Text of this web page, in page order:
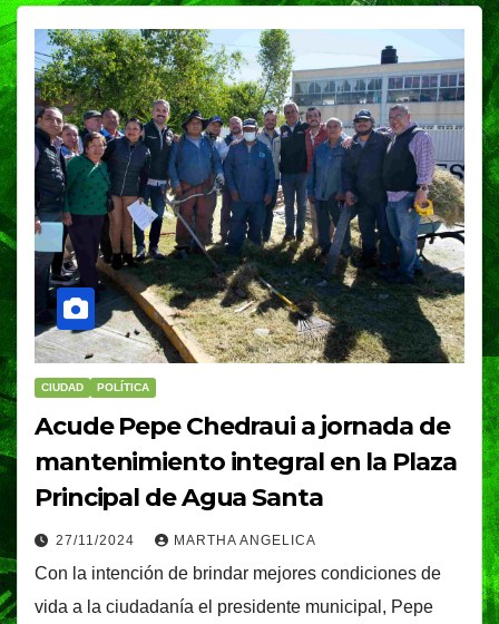
CIUDAD POLÍTICA
Acude Pepe Chedraui a jornada de
mantenimiento integral en la Plaza
Principal de Agua Santa
27/11/2024 MARTHA ANGELICA
Con la intención de brindar mejores condiciones de
vida a la ciudadanía el presidente municipal, Pepe